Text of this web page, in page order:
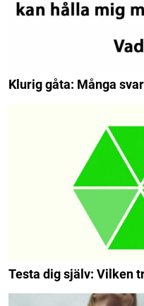
Klurig gåta: Många
Testa dig själv: Vilken